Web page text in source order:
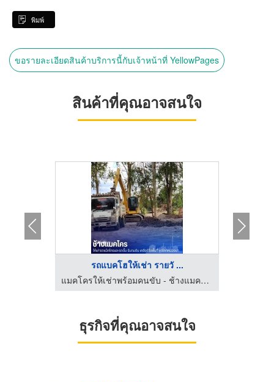
พิมพ์
ขอรายละเอียดสินค้าบริการนี้กับเจ้าหน้าที่ YellowPages
สินค้าที่คุณอาจสนใจ
รถแบคโฮให้เช่า รายวั ...
แมคโครให้เช่าพร้อมคนขับ - ช้างแมคโครให้เช่า
ธุรกิจที่คุณอาจสนใจ